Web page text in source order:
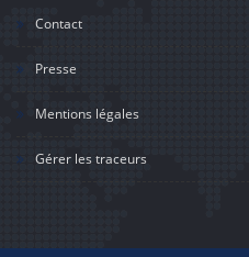
Contact
Presse
Mentions légales
Gérer les traceurs